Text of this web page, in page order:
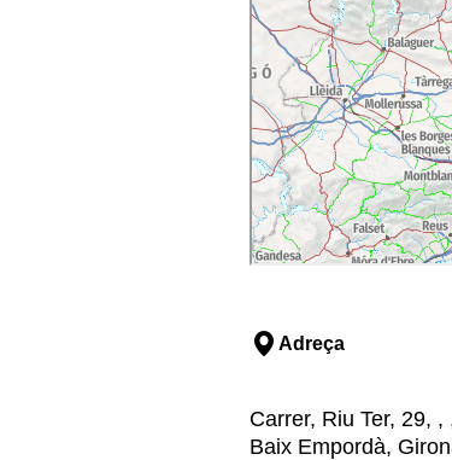
Adreça
Carrer, Riu Ter, 29,
Baix Empordà,